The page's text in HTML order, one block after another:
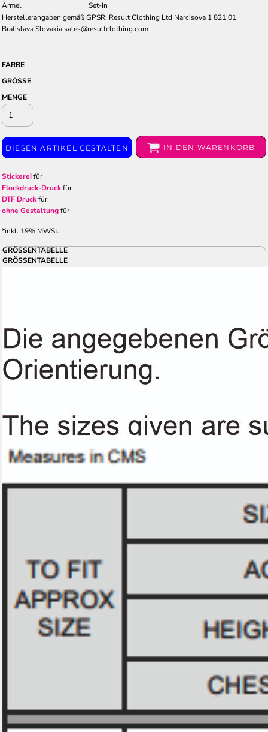
Ärmel
Set-In
Herstellerangaben gemäß GPSR: Result Clothing Ltd Narcisova 1 821 01
Bratislava Slovakia sales@resultclothing.com
FARBE
GRÖSSE
MENGE
DIESEN ARTIKEL GESTALTEN IN DEN WARENKORB
Stickereifür
Flockdruck-Druckfür
DTF Druckfür
ohne Gestaltungfür
*inkl. 19% MWSt.
GRÖSSENTABELLE
GRÖSSENTABELLE